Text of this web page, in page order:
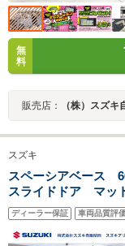
無
料
販売店： （株）スズ
スズキ
スペーシアベース
スライドドア マッ
ーキングセンサー
エンジン オートエ
ルチボード 2スピー
ディーラー保証 車両品質評